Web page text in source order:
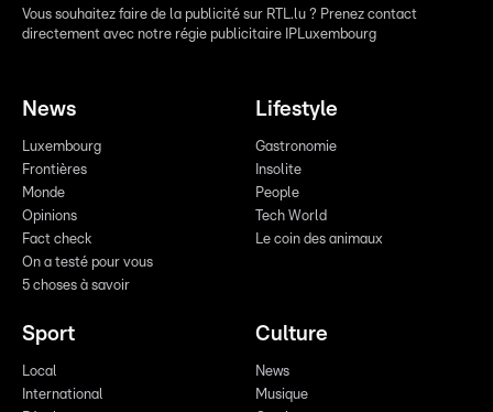
Vous souhaitez faire de la publicité sur RTL.lu ? Prenez contact
directement avec notre régie publicitaire IPLuxembourg
News
Luxembourg
Frontières
Monde
Opinions
Fact check
On a testé pour vous
5 choses à savoir
Lifestyle
Gastronomie
Insolite
People
Tech World
Le coin des animaux
Sport
Local
International
Culture
News
Musique